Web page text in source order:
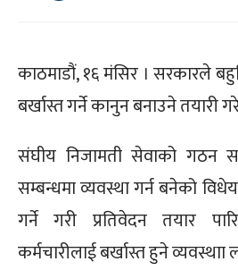
काठमाडौं, १६ मंसिर । सरकारले
बर्खास्त गर्ने कानुन बनाउने तयारी
संघीय निजामती सेवाको गठन
सम्बन्धमा व्यवस्था गर्न बनेको
गर्ने गरी प्रतिवेदन तयार
कर्मचारीलाई बर्खास्त हुने